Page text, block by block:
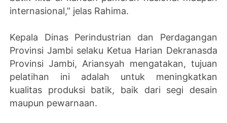
internasional,” jelas Rahima.
Kepala Dinas Perindustrian dan Perdagangan
Provinsi Jambi selaku Ketua Harian Dekranasda
Provinsi Jambi, Ariansyah mengatakan, tujuan
pelatihan ini adalah untuk meningkatkan
kualitas produksi batik, baik dari segi desain
maupun pewarnaan.